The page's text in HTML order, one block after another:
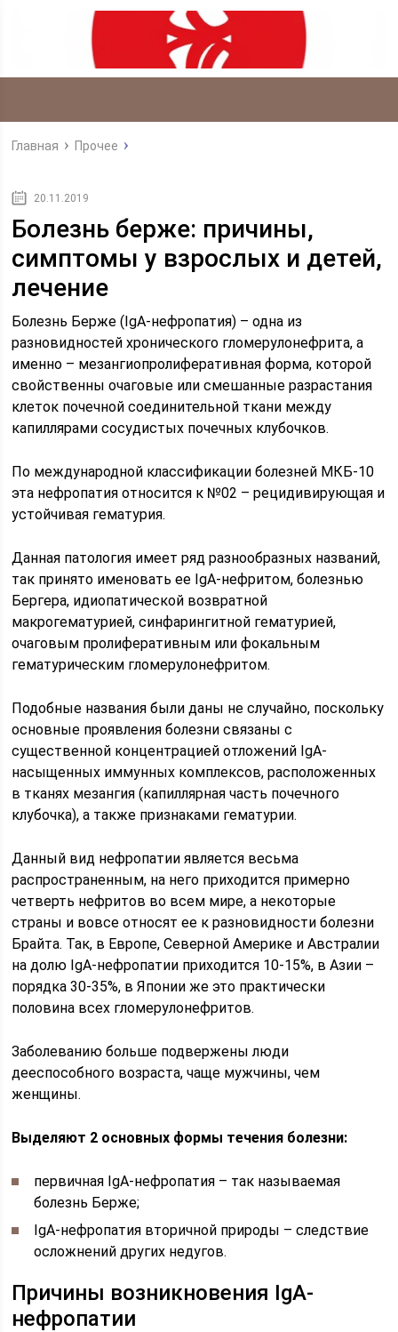
Главная Прочее
20.11.2019
Болезнь берже: причины,
симптомы у взрослых и детей,
лечение
Болезнь Берже (IgA-нефропатия) – одна из
разновидностей хронического гломерулонефрита, а
именно – мезангиопролиферативная форма, которой
свойственны очаговые или смешанные разрастания
клеток почечной соединительной ткани между
капиллярами сосудистых почечных клубочков.
По международной классификации болезней МКБ-10
эта нефропатия относится к №02 – рецидивирующая и
устойчивая гематурия.
Данная патология имеет ряд разнообразных названий,
так принято именовать ее IgA-нефритом, болезнью
Бергера, идиопатической возвратной
макрогематурией, синфарингитной гематурией,
очаговым пролиферативным или фокальным
гематурическим гломерулонефритом.
Подобные названия были даны не случайно, поскольку
основные проявления болезни связаны с
существенной концентрацией отложений IgA-
насыщенных иммунных комплексов, расположенных
в тканях мезангия (капиллярная часть почечного
клубочка), а также признаками гематурии.
Данный вид нефропатии является весьма
распространенным, на него приходится примерно
четверть нефритов во всем мире, а некоторые
страны и вовсе относят ее к разновидности болезни
Брайта. Так, в Европе, Северной Америке и Австралии
на долю IgA-нефропатии приходится 10-15%, в Азии –
порядка 30-35%, в Японии же это практически
половина всех гломерулонефритов.
Заболеванию больше подвержены люди
дееспособного возраста, чаще мужчины, чем
женщины.
Выделяют 2 основных формы течения болезни:
первичная IgA-нефропатия – так называемая
болезнь Берже;
IgA-нефропатия вторичной природы – следствие
осложнений других недугов.
Причины возникновения IgA-
нефропатии